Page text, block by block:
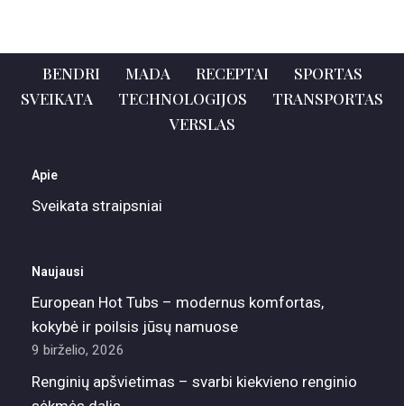
BENDRI MADA RECEPTAI
SPORTAS
SVEIKATA
TECHNOLOGIJOS
TRANSPORTAS
VERSLAS
Apie
Sveikata straipsniai
Naujausi
European Hot Tubs – modernus komfortas,
kokybė ir poilsis jūsų namuose
9 birželio, 2026
Renginių apšvietimas – svarbi kiekvieno renginio